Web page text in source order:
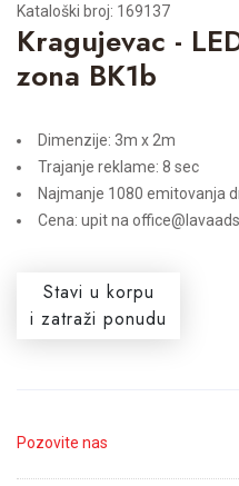
Kataloški broj: 169137
Kragujevac -
zona BK1b
Dimenzije: 3m x 2m
Trajanje reklame: 8 sec
Najmanje 1080 emitovanja
Cena: upit na
Stavi u korpu
i zatraži ponudu
Pozovite nas